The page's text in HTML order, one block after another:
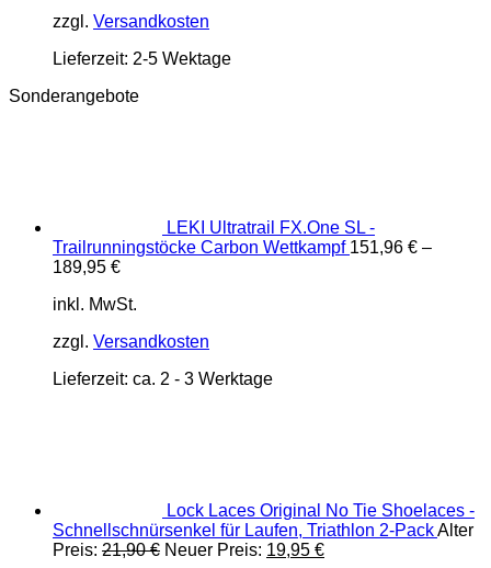
zzgl. Versandkosten
Lieferzeit: 2-5 Wektage
Sonderangebote
LEKI Ultratrail FX.One SL -
Trailrunningstöcke Carbon Wettkampf 151,96 € –
189,95 €
inkl. MwSt.
zzgl. Versandkosten
Lieferzeit: ca. 2 - 3 Werktage
Lock Laces Original No Tie Shoelaces -
Schnellschnürsenkel für Laufen, Triathlon 2-PackAlter
Preis: 21,90€ Ursprünglicher
Neuer Preis: 19,95 €Aktueller